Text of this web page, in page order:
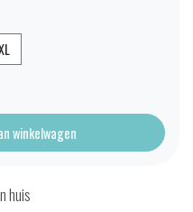
winkelwagen
huis